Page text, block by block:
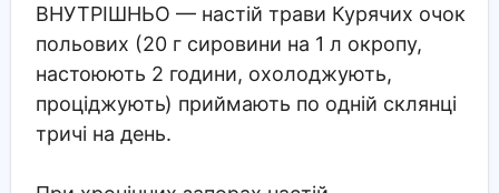
ВНУТРІШНЬО — настій трави Курячих очок
польових (20 г сировини на 1 л окропу,
настоюють 2 години, охолоджують,
проціджують) приймають по одній склянці
тричі на день.